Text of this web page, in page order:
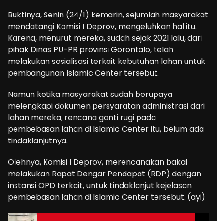
Buktinya, Senin (24/1) kemarin, sejumlah masyarakat
mendatangi Komisi I Deprov, mengeluhkan hal itu.
Karena, menurut mereka, sudah sejak 2021 lalu, dari
pihak Dinas PU-PR provinsi Gorontalo, telah
melakukan sosialisasi terkait kebutuhan lahan untuk
pembangunan Islamic Center tersebut.
Namun ketika masyarakat sudah berupaya
melengkapi dokumen persyaratan administrasi dari
lahan mereka, rencana ganti rugi pada
pembebasan lahan di Islamic Center itu, belum ada
tindaklanjutnya.
Olehnya, Komisi I Deprov, merencanakan bakal
melakukan Rapat Dengar Pendapat (RDP) dengan
instansi OPD terkait, untuk tindaklanjut kejelasan
pembebasan lahan di Islamic Center tersebut. (ayi)